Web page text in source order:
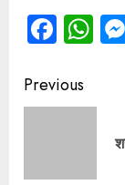
Continue
Reading
Previous